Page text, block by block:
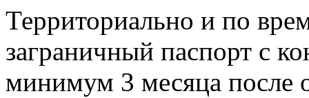
Территориально и по
заграничный паспорт с
минимум 3 месяца поcле